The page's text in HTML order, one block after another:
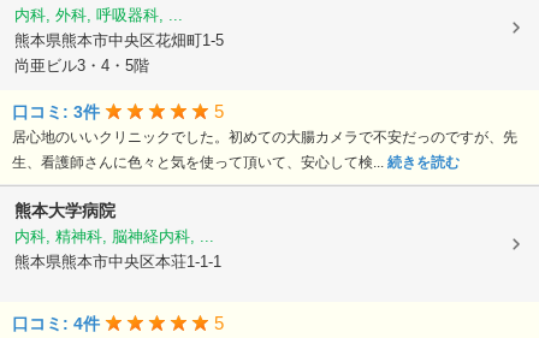
内科, 外科, 呼吸器科, ...
熊本県熊本市中央区花畑町1-5
尚亜ビル3・4・5階
口コミ: 3件 5
居心地のいいクリニックでした。初めての大腸カメラで不安だっのですが、先
生、看護師さんに色々と気を使って頂いて、安心して検... 続きを読む
熊本大学病院
内科, 精神科, 脳神経内科, ...
熊本県熊本市中央区本荘1-1-1
口コミ: 4件 5